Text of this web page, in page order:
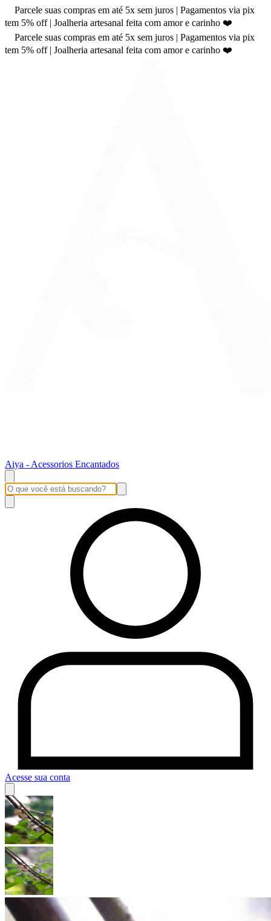
Parcele suas compras em até 5x sem juros | Pagamentos via pix
tem 5% off | Joalheria artesanal feita com amor e carinho ❤️
Parcele suas compras em até 5x sem juros | Pagamentos via pix
tem 5% off | Joalheria artesanal feita com amor e carinho ❤️
Aiya - Acessorios Encantados
Acesse sua conta